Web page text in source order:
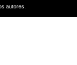
autores.